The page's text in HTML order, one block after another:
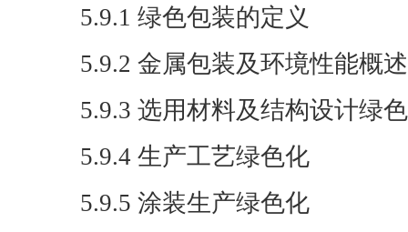
5.9.1 绿色包装的定义
5.9.2 金属包装及环境性能概述
5.9.3 选用材料及结构设计绿
5.9.4 生产工艺绿色化
5.9.5 涂装生产绿色化